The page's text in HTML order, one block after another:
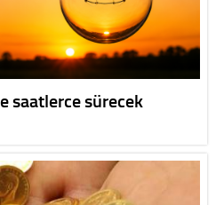
saatlerce sürecek